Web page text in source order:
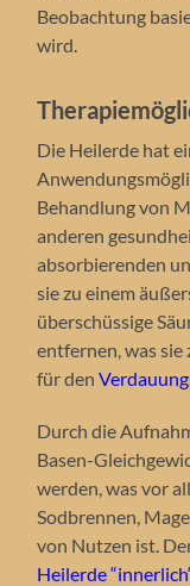
Beobachtung
wird.
Die Heilerde hat
Behandlung von
anderen
absorbierenden
sie zu einem
überschüssige
entfernen, was
für den
Durch die
Basen-
werden, was vor
Sodbrennen,
von Nutzen ist.
Heilerde